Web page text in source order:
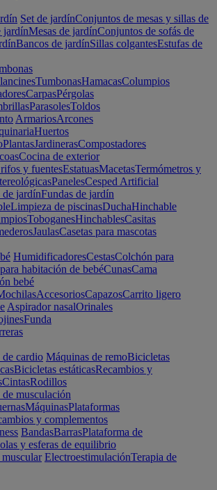
Set de jardínConjuntos de mesas y sillas de
jardínMesas de jardínConjuntos de sofás de
Bancos de jardínSillas colgantesEstufas de
TumbonasHamacasColumpios
CarpasPérgolas
ParasolesToldos
ArmariosArcones
Huertos
PlantasJardinerasCompostadores
Cocina de exterior
y fuentesEstatuasMacetasTermómetros y
PanelesCesped Artificial
jardínFundas de jardín
Limpieza de piscinasDuchaHinchable
ToboganesHinchablesCasitas
JaulasCasetas para mascotas
HumidificadoresCestasColchón para
habitación de bebéCunasCama
bebé
AccesoriosCapazosCarrito ligero
Aspirador nasalOrinales
Funda
cardio Máquinas de remoBicicletas
Bicicletas estáticasRecambios y
CintasRodillos
musculación
MáquinasPlataformas
y complementos
BandasBarrasPlataforma de
y esferas de equilibrio
ElectroestimulaciónTerapia de